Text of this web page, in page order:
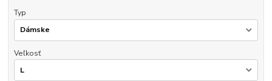
Typ
Veľkosť